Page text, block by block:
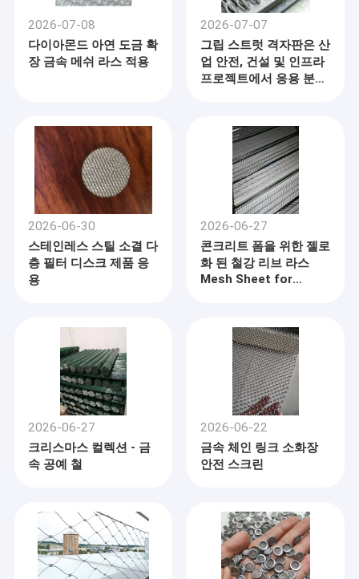
2026-07-08
다이아몬드 아연 도금 확
장 금속 메쉬 라스 적용
2026-07-07
그립 스트럿 격자판은 산
업 안전, 건설 및 인프라
프로젝트에서 응용 분야
2026-06-30
스테인레스 스틸 소결 다
층 필터 디스크 제품 응
용
2026-06-27
콘크리트 폼을 위한 젤로
화 된 철강 리브 라스
Mesh Sheet for
2026-06-27
크리스마스 컬렉션 - 금
속 공예 철
2026-06-22
금속 체인 링크 소화장
안전 스크린